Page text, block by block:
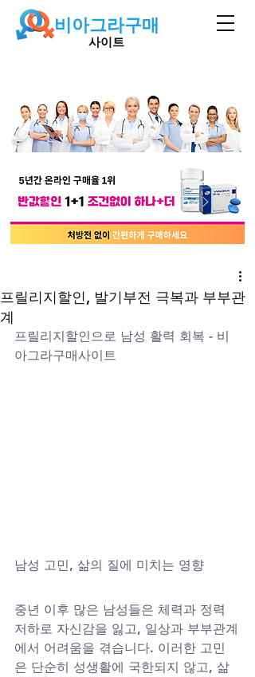
비아그라구매
사이트
프릴리지할인, 발기부전 극복과 부부관
계
프릴리지할인으로 남성 활력 회복 - 비
아그라구매사이트
남성 고민, 삶의 질에 미치는 영향
중년 이후 많은 남성들은 체력과 정력
저하로 자신감을 잃고, 일상과 부부관계
에서 어려움을 겪습니다. 이러한 고민
은 단순히 성생활에 국한되지 않고, 삶